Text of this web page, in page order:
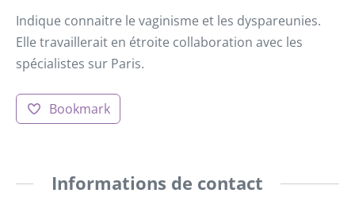
Indique connaitre le vaginisme et les dyspareunies.
Elle travaillerait en étroite collaboration avec les
spécialistes sur Paris.
Bookmark
Informations de contact